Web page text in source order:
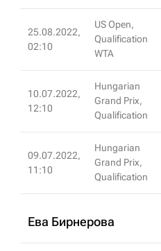
25.08.2022,
02:10
US Open,
Qualification
WTA
10.07.2022,
12:10
Hungarian
Grand Prix,
Qualification
09.07.2022,
11:10
Hungarian
Grand Prix,
Qualification
Ева Бирнерова